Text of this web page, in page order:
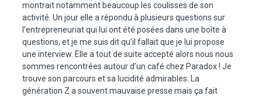
montrait notamment beaucoup les coulisses de son
activité. Un jour elle a répondu à plusieurs questions sur
l’entrepreneuriat qui lui ont été posées dans une boîte à
questions, et je me suis dit qu’il fallait que je lui propose
une interview. Elle a tout de suite accepté alors nous nous
sommes rencontrées autour d’un café chez Paradox! Je
trouve son parcours et sa lucidité admirables. La
génération Z a souvent mauvaise presse mais ça fait